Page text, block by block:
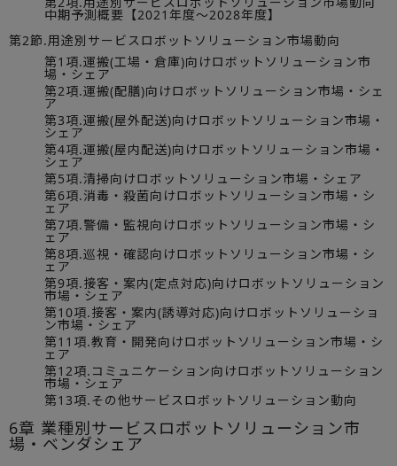
中期予測概要【2021年度～2028年度】
第2節.用途別サービスロボットソリューション市場動向
第1項.運搬(工場・倉庫)向けロボットソリューション市
場・シェア
第2項.運搬(配膳)向けロボットソリューション市場・シェ
ア
第3項.運搬(屋外配送)向けロボットソリューション市場・
シェア
第4項.運搬(屋内配送)向けロボットソリューション市場・
シェア
第5項.清掃向けロボットソリューション市場・シェア
第6項.消毒・殺菌向けロボットソリューション市場・シ
ェア
第7項.警備・監視向けロボットソリューション市場・シ
ェア
第8項.巡視・確認向けロボットソリューション市場・シ
ェア
第9項.接客・案内(定点対応)向けロボットソリューション
市場・シェア
第10項.接客・案内(誘導対応)向けロボットソリューショ
ン市場・シェア
第11項.教育・開発向けロボットソリューション市場・シ
ェア
第12項.コミュニケーション向けロボットソリューション
市場・シェア
第13項.その他サービスロボットソリューション動向
6章 業種別サービスロボットソリューション市
場・ベンダシェア